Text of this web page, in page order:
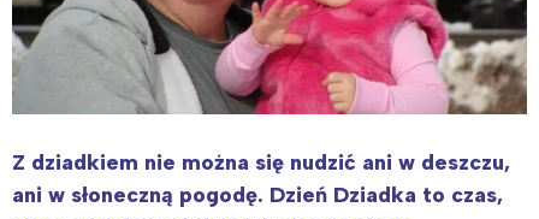
Z dziadkiem nie można się nudzić ani w deszczu,
ani w słoneczną pogodę. Dzień Dziadka to czas,